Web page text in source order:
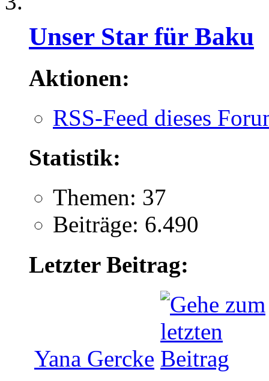
Unser Star für Baku
Aktionen:
RSS-Feed dieses
Statistik:
Themen: 37
Beiträge: 6.490
Letzter Beitrag:
Yana Gercke